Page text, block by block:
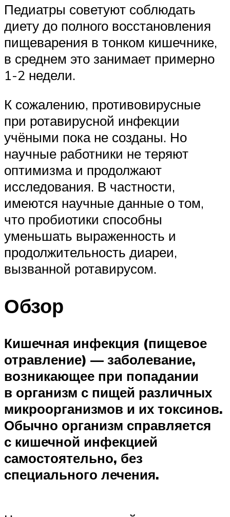
Педиатры советуют соблюдать
диету до полного восстановления
пищеварения в тонком кишечнике,
в среднем это занимает примерно
1-2 недели.
К сожалению, противовирусные
при ротавирусной инфекции
учёными пока не созданы. Но
научные работники не теряют
оптимизма и продолжают
исследования. В частности,
имеются научные данные о том,
что пробиотики способны
уменьшать выраженность и
продолжительность диареи,
вызванной ротавирусом.
Обзор
Кишечная инфекция (пищевое
отравление) — заболевание,
возникающее при попадании
в организм с пищей различных
микроорганизмов и их токсинов.
Обычно организм справляется
с кишечной инфекцией
самостоятельно, без
специального лечения.